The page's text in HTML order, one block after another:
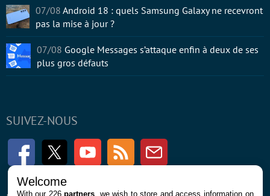
SUIVEZ-NOUS
FacebookTwitter Youtube RSS Newsletter
07/08 Android 18 : quels Samsung Galaxy ne recevront
pas la mise à jour ?
07/08 Google Messages s’attaque enfin à deux de ses
plus gros défauts
Welcome
With our 226partners , we wish to store and access information on